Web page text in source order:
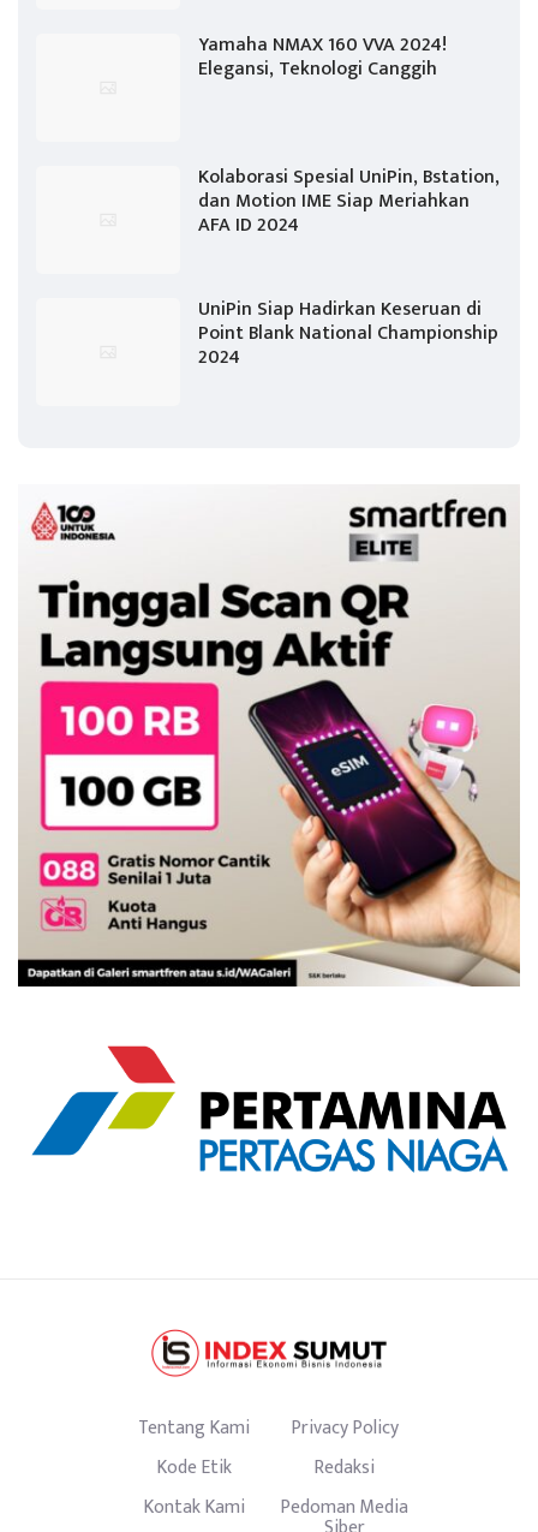
Yamaha NMAX 160 VVA 2024!
Elegansi, Teknologi Canggih
Kolaborasi Spesial UniPin, Bstation,
dan Motion IME Siap Meriahkan
AFA ID 2024
UniPin Siap Hadirkan Keseruan di
Point Blank National Championship
2024
Tentang Kami
Privacy Policy
Kode Etik
Redaksi
Kontak Kami
Pedoman Media